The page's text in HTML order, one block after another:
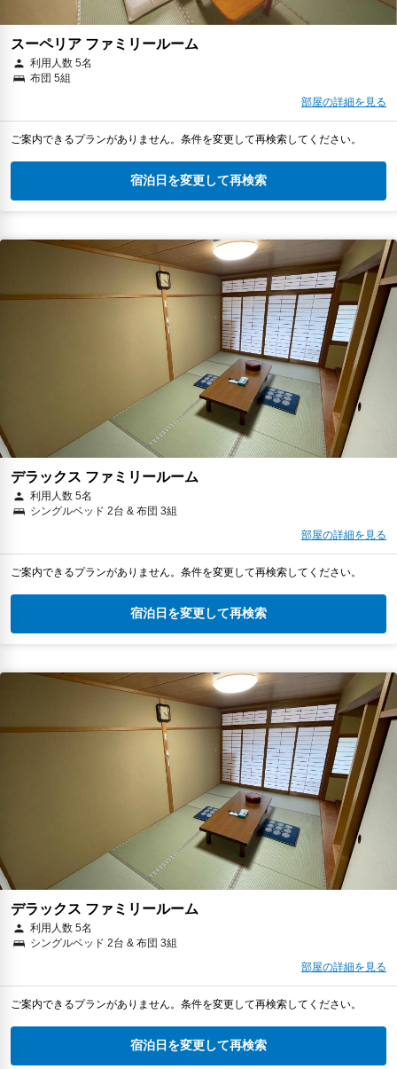
スーペリア ファミリールーム
利用人数 5名
布団 5組
部屋の詳細を見る
ご案内できるプランがありません。条件を変更して再検索してください。
宿泊日を変更して再検索
デラックス ファミリールーム
利用人数 5名
シングルベッド 2台 & 布団 3組
部屋の詳細を見る
ご案内できるプランがありません。条件を変更して再検索してください。
宿泊日を変更して再検索
デラックス ファミリールーム
利用人数 5名
シングルベッド 2台 & 布団 3組
部屋の詳細を見る
ご案内できるプランがありません。条件を変更して再検索してください。
宿泊日を変更して再検索